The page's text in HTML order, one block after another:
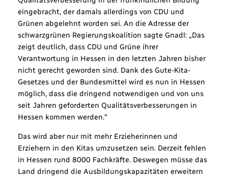
eingebracht, der damals allerdings von CDU und
Grünen abgelehnt worden sei. An die Adresse der
schwarzgrünen Regierungskoalition sagte Gnadl: „Das
zeigt deutlich, dass CDU und Grüne ihrer
Verantwortung in Hessen in den letzten Jahren bisher
nicht gerecht geworden sind. Dank des Gute-Kita-
Gesetzes und der Bundesmittel wird es nun in Hessen
möglich, dass die dringend notwendigen und von uns
seit Jahren geforderten Qualitätsverbesserungen in
Hessen kommen werden.“
Das wird aber nur mit mehr Erzieherinnen und
Erziehern in den Kitas umzusetzen sein. Derzeit fehlen
in Hessen rund 8000 Fachkräfte. Deswegen müsse das
Land dringend die Ausbildungskapazitäten erweitern